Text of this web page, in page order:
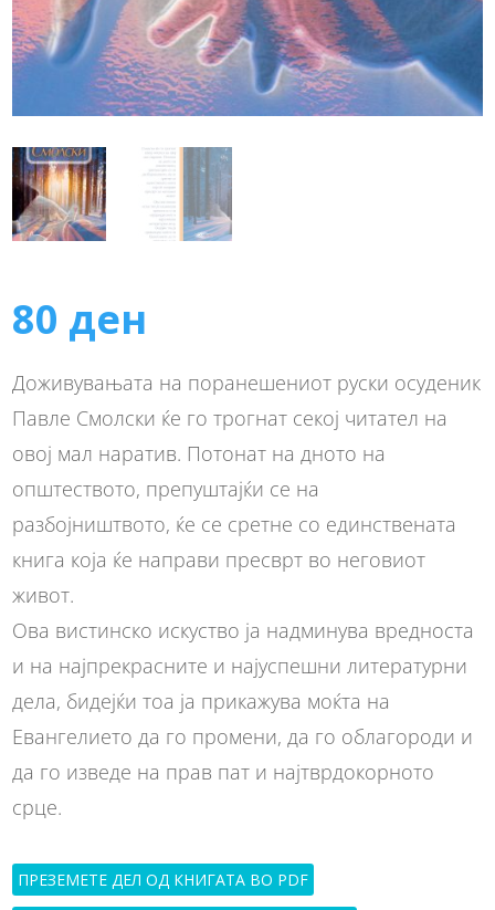
80 ден
Доживувањата на поранешениот руски осуденик
Павле Смолски ќе го трогнат секој читател на
овој мал наратив. Потонат на дното на
општеството, препуштајќи се на
разбојништвото, ќе се сретне со единствената
книга која ќе направи пресврт во неговиот
живот.
Ова вистинско искуство ја надминува вредноста
и на најпрекрасните и најуспешни литературни
дела, бидејќи тоа ја прикажува моќта на
Евангелието да го промени, да го облагороди и
да го изведе на прав пат и најтврдокорното
срце.
ПРЕЗЕМЕТЕ ДЕЛ ОД КНИГАТА ВО PDF